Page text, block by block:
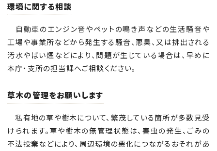
環境に関する相談
自動車のエンジン音やペットの鳴き声などの生活騒音や
工場や事業所などから発生する騒音、悪臭、又は排出される
汚水やばい煙などにより、問題が生じている場合は、早めに
本庁・支所の担当課へご相談ください｡
草木の管理をお願いします
私有地の草や樹木について、繁茂している箇所が多数見受
けられます。草や樹木の無管理状態は、害虫の発生、ごみの
不法投棄などにより、周辺環境の悪化につながるおそれがあ